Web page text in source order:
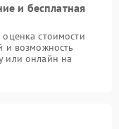
и бесплатная
стоимости
и возможность
или онлайн на